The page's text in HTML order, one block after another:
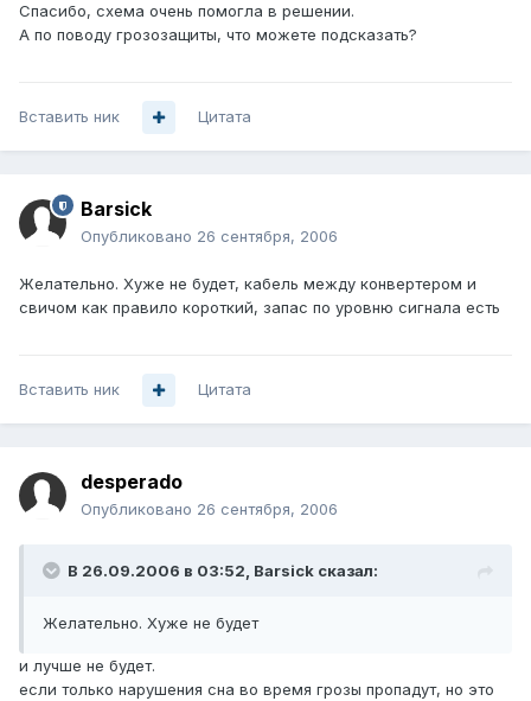
Спасибо, схема очень помогла в решении.
А по поводу грозозащиты, что можете подсказать?
Вставить ник Цитата
Barsick
Опубликовано 26 сентября, 2006
Желательно. Хуже не будет, кабель между конвертером и
свичом как правило короткий, запас по уровню сигнала есть
Вставить ник Цитата
desperado
Опубликовано 26 сентября, 2006
В 26.09.2006 в 03:52, Barsick сказал:
Желательно. Хуже не будет
и лучше не будет.
если только нарушения сна во время грозы пропадут, но это